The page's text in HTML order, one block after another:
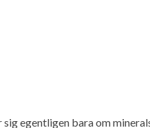
egentligen bara om